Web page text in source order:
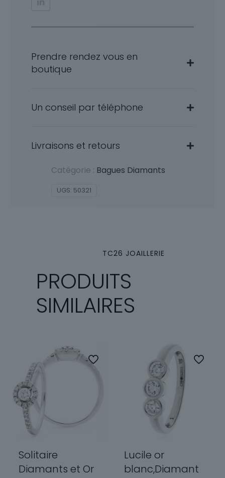
Prendre rendez vous en
boutique
Un conseil par téléphone
Livraisons et retours
Catégorie : Bagues Diamants
UGS: 50321
TC26 JOAILLERIE
PRODUITS
SIMILAIRES
Solitaire
Diamants et Or
Lucile or
blanc,Diamant